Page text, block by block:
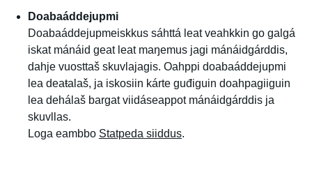
Doabaáddejupmi
Doabaáddejupmeiskkus sáhttá leat veahkkin go galgá
iskat mánáid geat leat maŋemus jagi mánáidgárddis,
dahje vuosttaš skuvlajagis. Oahppi doabaáddejupmi
lea deaŧalaš, ja iskosiin kárte guđiguin doahpagiiguin
lea dehálaš bargat viidáseappot mánáidgárddis ja
skuvllas.
Loga eambbo Statpeda siiddus.